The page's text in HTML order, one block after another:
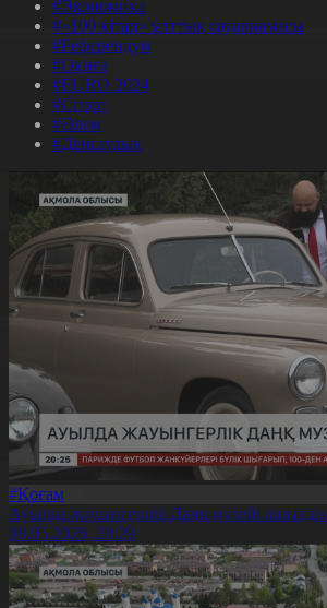
#Экономика
#«100 кітап» ұлттық сауалнамасы
#Референдум
#Оқиға
#EURO 2024
#Спорт
#Әлем
#Денсаулық
#Қоғам
Ауылда жауынгерлік Даңқ музейі ашылды
08.05.2026, 20:29